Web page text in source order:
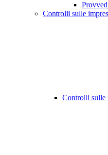
Controlli sulle
Controlli sulle